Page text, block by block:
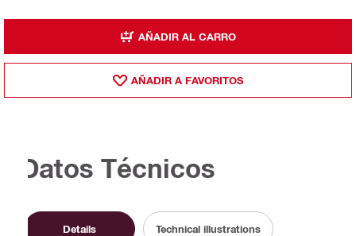
AÑADIR AL CARRO
AÑADIR A FAVORITOS
Datos Técnicos
Details Technical illustrations